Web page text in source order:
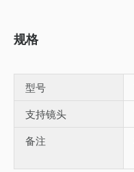
规格
型号
支持镜头
备注